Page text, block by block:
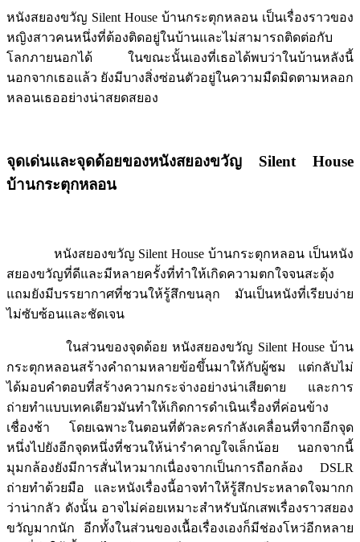
หนังสยองขวัญ Silent House บ้านกระตุกหลอน เป็นเรื่องราวของ
หญิงสาวคนหนึ่งที่ต้องติดอยู่ในบ้านและไม่สามารถติดต่อกับ
โลกภายนอกได้ ในขณะนั้นเองที่เธอได้พบว่าในบ้านหลังนี้
นอกจากเธอแล้ว ยังมีบางสิ่งซ่อนตัวอยู่ในความมืดมิดตามหลอก
หลอนเธออย่างน่าสยดสยอง
จุดเด่นและจุดด้อยของหนังสยองขวัญ Silent House
บ้านกระตุกหลอน
หนังสยองขวัญ Silent House บ้านกระตุกหลอน เป็นหนัง
สยองขวัญที่ดีและมีหลายครั้งที่ทำให้เกิดความตกใจจนสะดุ้ง
แถมยังมีบรรยากาศที่ชวนให้รู้สึกขนลุก มันเป็นหนังที่เรียบง่าย
ไม่ซับซ้อนและชัดเจน
ในส่วนของจุดด้อย หนังสยองขวัญ Silent House บ้าน
กระตุกหลอนสร้างคำถามหลายข้อขึ้นมาให้กับผู้ชม แต่กลับไม่
ได้มอบคำตอบที่สร้างความกระจ่างอย่างน่าเสียดาย และการ
ถ่ายทำแบบเทคเดียวมันทำให้เกิดการดำเนินเรื่องที่ค่อนข้าง
เชื่องช้า โดยเฉพาะในตอนที่ตัวละครกำลังเคลื่อนที่จากอีกจุด
หนึ่งไปยังอีกจุดหนึ่งที่ชวนให้น่ารำคาญใจเล็กน้อย นอกจากนี้
มุมกล้องยังมีการสั่นไหวมากเนื่องจากเป็นการถือกล้อง DSLR
ถ่ายทำด้วยมือ และหนังเรื่องนี้อาจทำให้รู้สึกประหลาดใจมากก
ว่าน่ากลัว ดังนั้น อาจไม่ค่อยเหมาะสำหรับนักเสพเรื่องราวสยอง
ขวัญมากนัก อีกทั้งในส่วนของเนื้อเรื่องเองก็มีช่องโหว่อีกหลาย